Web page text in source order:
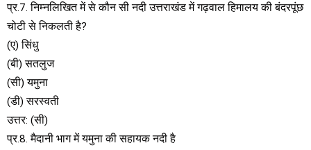
प्र.7. निम्नलिखित में से कौन सी नदी उत्तराखंड में गढ़वाल हिमालय की बंदरपूंछ
चोटी से निकलती है?
(ए) सिंधु
(बी) सतलुज
(सी) यमुना
(डी) सरस्वती
उत्तर: (सी)
प्र.8. मैदानी भाग में यमुना की सहायक नदी है